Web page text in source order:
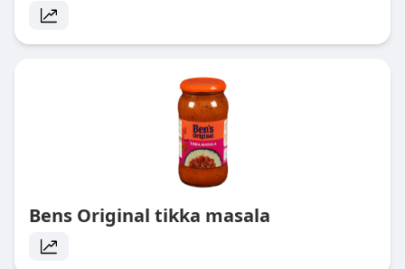
Bens Original tikka masala